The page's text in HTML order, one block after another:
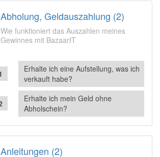
Abholung, Geldauszahlung (2)
Wie funktioniert das Auszahlen meines
Gewinnes mit BazaarIT
Erhalte ich eine Aufstellung, was ich
verkauft habe?
Erhalte ich mein Geld ohne
Abholschein?
Anleitungen (2)